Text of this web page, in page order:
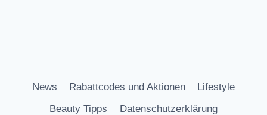
News Rabattcodes und Aktionen
Lifestyle
Beauty Tipps
Datenschutzerklärung